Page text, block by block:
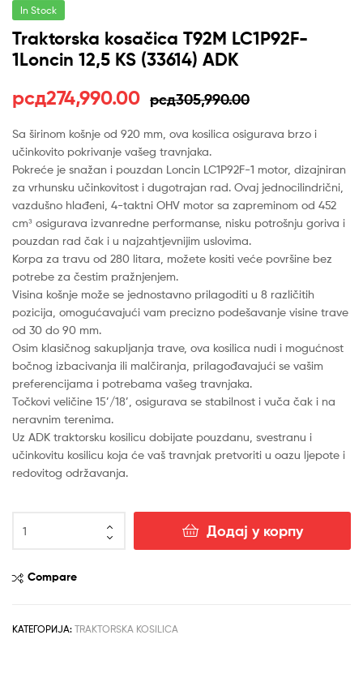
In Stock
Traktorska kosačica T92M LC1P92F-
1Loncin 12,5 KS (33614) ADK
рсд305,990.00
Оригинална
цена
је
била:
рсд305,990.00.
рсд274,990.00
Тренутна
цена
је:
рсд274,990.00.
Sa širinom košnje od 920 mm, ova kosilica osigurava brzo i
učinkovito pokrivanje vašeg travnjaka.
Pokreće je snažan i pouzdan Loncin LC1P92F-1 motor, dizajniran
za vrhunsku učinkovitost i dugotrajan rad. Ovaj jednocilindrični,
vazdušno hlađeni, 4-taktni OHV motor sa zapreminom od 452
cm³ osigurava izvanredne performanse, nisku potrošnju goriva i
pouzdan rad čak i u najzahtjevnijim uslovima.
Korpa za travu od 280 litara, možete kositi veće površine bez
potrebe za čestim pražnjenjem.
Visina košnje može se jednostavno prilagoditi u 8 različitih
pozicija, omogućavajući vam precizno podešavanje visine trave
od 30 do 90 mm.
Osim klasičnog sakupljanja trave, ova kosilica nudi i mogućnost
bočnog izbacivanja ili malčiranja, prilagođavajući se vašim
preferencijama i potrebama vašeg travnjaka.
Točkovi veličine 15’/18’, osigurava se stabilnost i vuča čak i na
neravnim terenima.
Uz ADK traktorsku kosilicu dobijate pouzdanu, svestranu i
učinkovitu kosilicu koja će vaš travnjak pretvoriti u oazu ljepote i
redovitog održavanja.
kosačica
LC1P92F-
KS
Додај у корпу
Compare
КАТЕГОРИЈА: TRAKTORSKA KOSILICA